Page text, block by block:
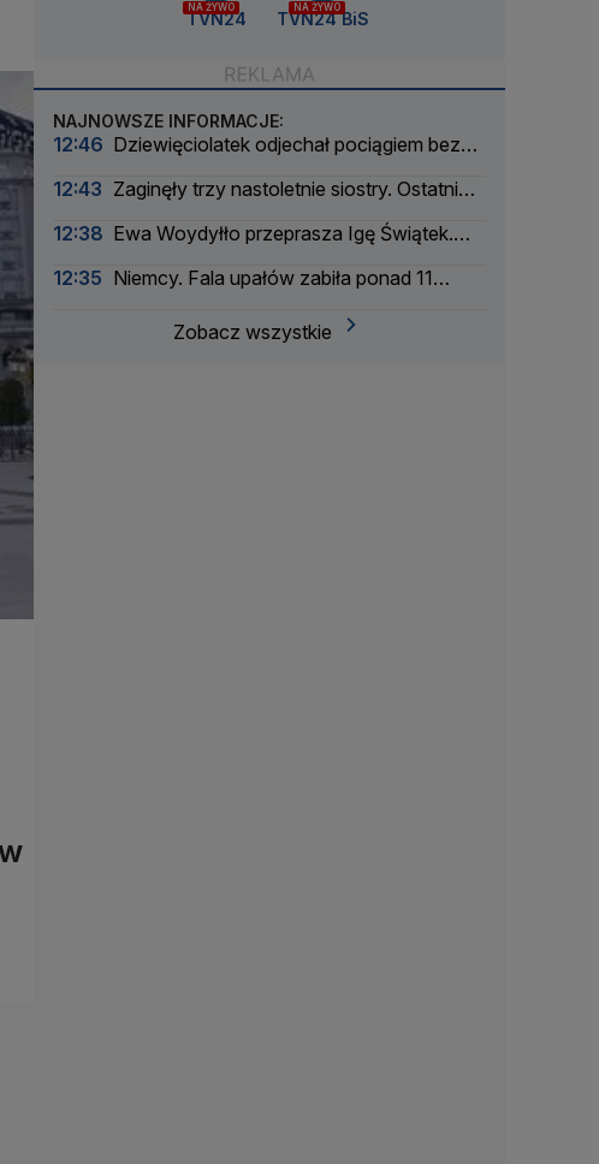
NA ŻYWO
TVN24
NA ŻYWO
TVN24 BiS
NAJNOWSZE INFORMACJE:
12:46 Dziewięciolatek odjechał pociągiem bez
12:43 Zaginęły trzy nastoletnie siostry. Ostatni
12:38 Ewa Woydyłło przeprasza Igę Świątek.
12:35 Niemcy. Fala upałów zabiła ponad 11
Zobacz wszystkie